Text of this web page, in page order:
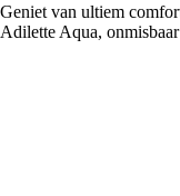
Geniet van ultiem
Adilette Aqua,